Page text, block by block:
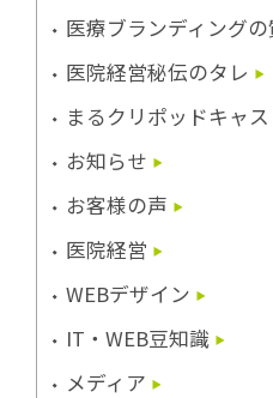
医療ブランディング
医院経営秘伝のタレ
まるクリポッドキャス
お知らせ
お客様の声
医院経営
WEBデザイン
IT・WEB豆知識
メディア